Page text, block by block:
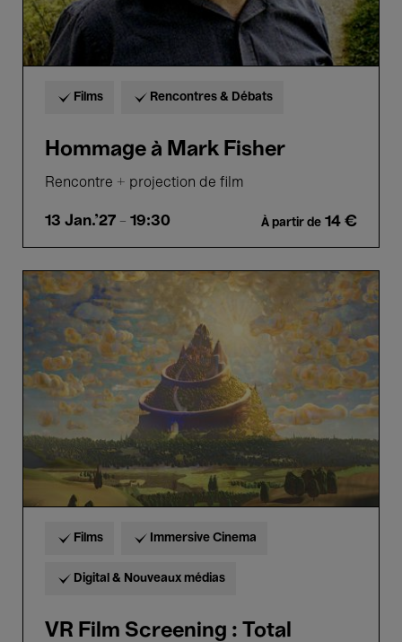
Films Rencontres & Débats
Hommage à Mark Fisher
Rencontre + projection de film
13 Jan.'27 - 19:30 À partir de 14 €
VR
Film
Screening
:
Immersion
Films Immersive Cinema
Digital & Nouveaux médias
VR Film Screening : Total